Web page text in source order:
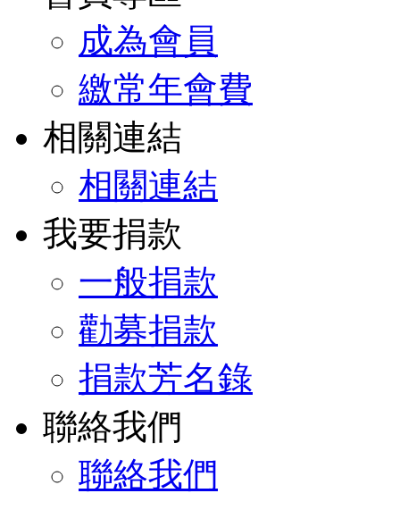
成為會員
繳常年會費
相關連結
相關連結
我要捐款
一般捐款
勸募捐款
捐款芳名錄
聯絡我們
聯絡我們